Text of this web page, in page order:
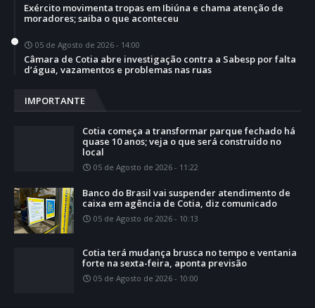
Exército movimenta tropas em Ibiúna e chama atenção de
moradores; saiba o que aconteceu
05 de Agosto de 2026 - 14:00
Câmara de Cotia abre investigação contra a Sabesp por falta
d’água, vazamentos e problemas nas ruas
IMPORTANTE
Cotia começa a transformar parque fechado há
quase 10 anos; veja o que será construído no
local
05 de Agosto de 2026 - 11:22
Banco do Brasil vai suspender atendimento de
caixa em agência de Cotia, diz comunicado
05 de Agosto de 2026 - 10:13
Cotia terá mudança brusca no tempo e ventania
forte na sexta-feira, aponta previsão
05 de Agosto de 2026 - 10:00